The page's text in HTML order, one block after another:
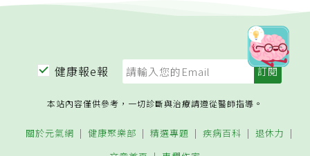
健康報e報
本站內容僅供參考，一切診斷與治療請遵從醫師指導。
關於元氣網 健康聚樂部 精選專題 疾病百科
退休力